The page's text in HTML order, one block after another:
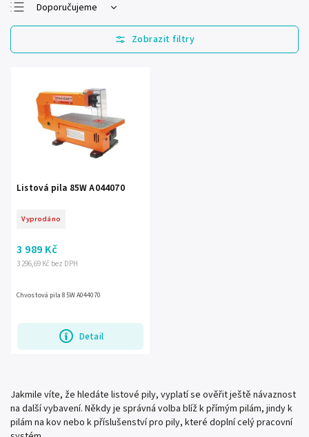
Doporučujeme
Nejlevnější
Nejdražší
Abecedně
Listová pila 85W A044070
Vyprodáno
3 296,69 Kč bez DPH
3 989 Kč
Detail
Chvostová pila 85W A044070
Jakmile víte, že hledáte listové pily, vyplatí se ověřit ještě návaznost
na další vybavení. Někdy je správná volba blíž k přímým pilám, jindy k
pilám na kov nebo k příslušenství pro pily, které doplní celý pracovní